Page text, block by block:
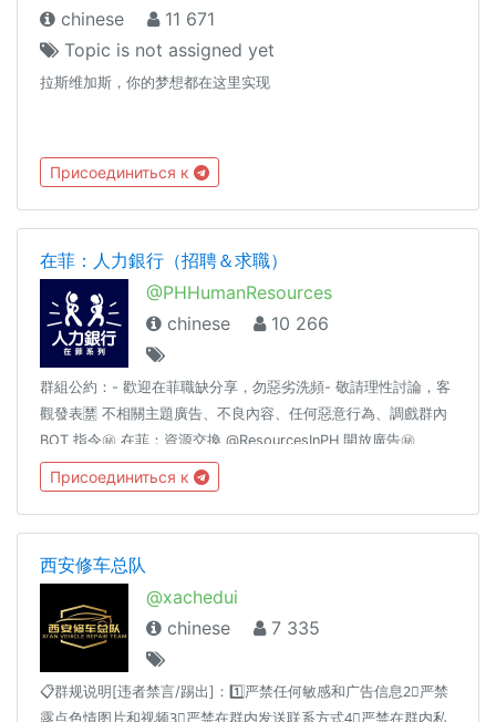
chinese
11 671
Topic is not assigned yet
拉斯维加斯，你的梦想都在这里实现
Присоединиться к
在菲：人力銀行（招聘＆求職）
@PHHumanResources
chinese
10 266
群組公約：- 歡迎在菲職缺分享，勿惡劣洗頻- 敬請理性討論，客
觀發表🈲 不相關主題廣告、不良內容、任何惡意行為、調戲群內
BOT 指令㊙️ 在菲：資源交換 @ResourcesInPH 開放廣告㊙️
Telegram 繁體中文化 👉 t.me/setlanguage/taiwan同場推薦：★
在菲：群組指引 @GuideInPH★ 在菲：生活頻道 @LifestyleInPH
Присоединиться к
西安修车总队
@xachedui
chinese
7 335
📋群规说明[违者禁言/踢出]：1️⃣严禁任何敏感和广告信息2⃣严禁
露点色情图片和视频3⃣严禁在群内发送联系方式4⃣严禁在群内私